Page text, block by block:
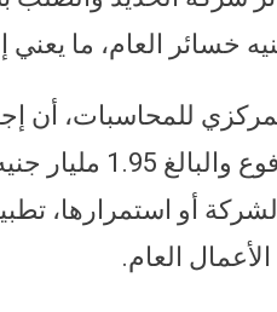
الشركة المصدر